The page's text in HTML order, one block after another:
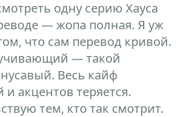
одну серию Хауса
— жопа полная. Я уж
что сам перевод кривой.
— такой
Весь кайф
акцентов теряется.
тем, кто так смотрит.